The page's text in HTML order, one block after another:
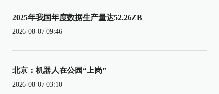
2025年我国年度数据生产量达52.26ZB
2026-08-07 09:46
北京：机器人在公园“上岗”
2026-08-07 03:10